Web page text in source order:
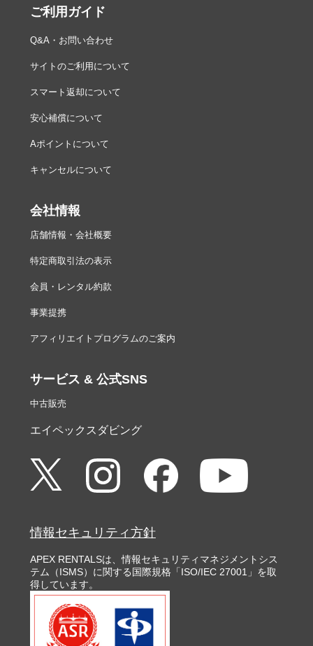
ご利用ガイド
Q&A・お問い合わせ
サイトのご利用について
スマート返却について
安心補償について
Aポイントについて
キャンセルについて
会社情報
店舗情報・会社概要
特定商取引法の表示
会員・レンタル約款
事業提携
アフィリエイトプログラムのご案内
サービス & 公式SNS
中古販売
エイペックスダビング
情報セキュリティ方針
APEX RENTALSは、情報セキュリティマネジメントシス
テム（ISMS）に関する国際規格「ISO/IEC 27001」を取
得しています。